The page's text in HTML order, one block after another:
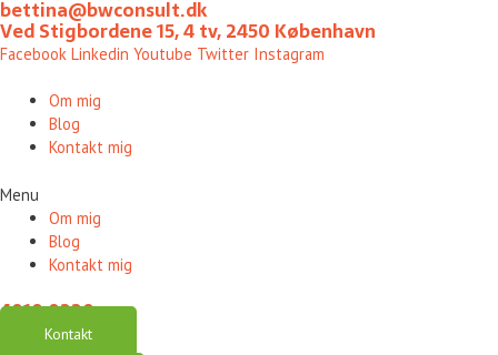
Gå
til
indholdet
bettina@bwconsult.dk
Ved Stigbordene 15, 4 tv, 2450 København
Facebook Linkedin Youtube Twitter Instagram
Om mig
Blog
Kontakt mig
Menu
Om mig
Blog
Kontakt mig
4010 0220
Kontakt